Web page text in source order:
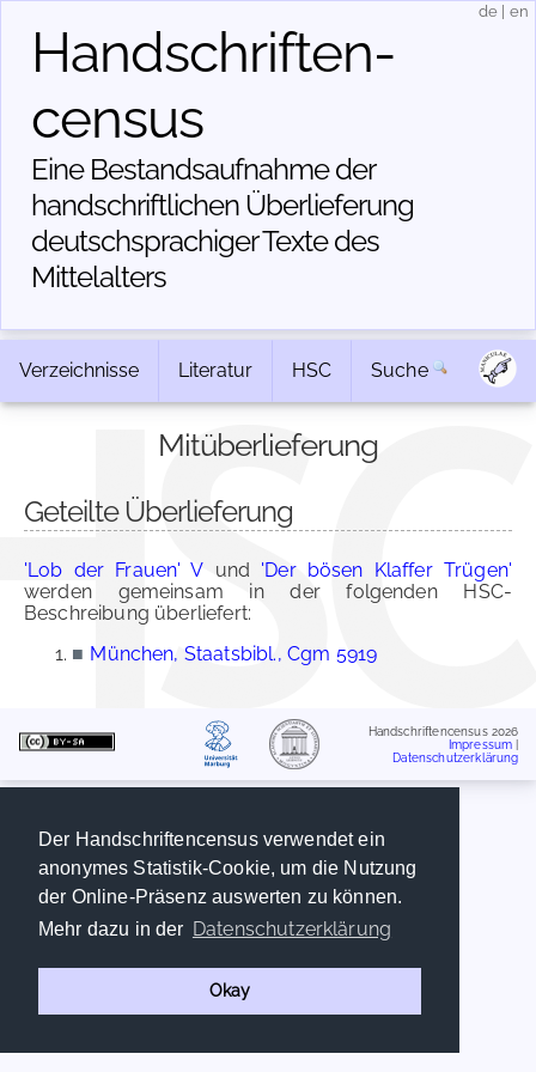
Der Handschriftencensus verwendet ein
anonymes Statistik-Cookie, um die Nutzung
der Online-Präsenz auswerten zu können.
Mehr dazu in der Datenschutzerklärung
Okay
Handschriften­
census
Eine Bestandsaufnahme der
handschriftlichen Über­lieferung
deutschsprachiger Texte des
Mittelalters
de en
Verzeichnisse Literatur HSC Suche
Mitüberlieferung
Geteilte Überlieferung
'Lob der Frauen' V und 'Der bösen Klaffer Trügen'
werden gemeinsam in der folgenden HSC-
Beschreibung überliefert:
■ München, Staatsbibl., Cgm 5919
Handschriftencensus 2026
Impressum
Datenschutzerklärung